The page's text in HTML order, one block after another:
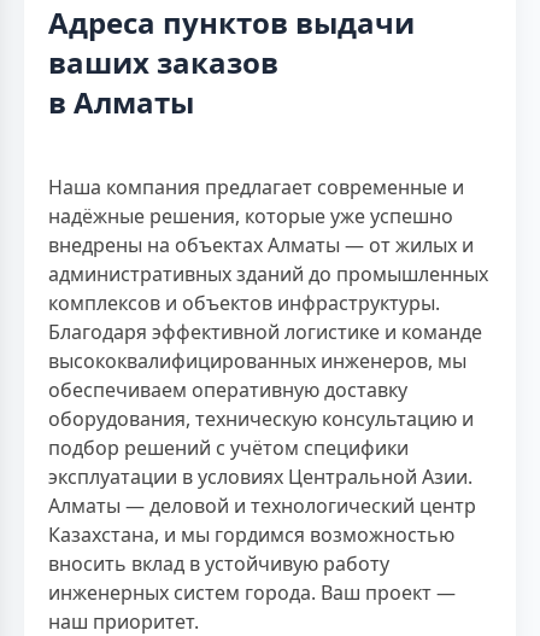
Адреса пунктов выдачи
ваших заказов
в Алматы
Наша компания предлагает современные и
надёжные решения, которые уже успешно
внедрены на объектах Алматы — от жилых и
административных зданий до промышленных
комплексов и объектов инфраструктуры.
Благодаря эффективной логистике и команде
высококвалифицированных инженеров, мы
обеспечиваем оперативную доставку
оборудования, техническую консультацию и
подбор решений с учётом специфики
эксплуатации в условиях Центральной Азии.
Алматы — деловой и технологический центр
Казахстана, и мы гордимся возможностью
вносить вклад в устойчивую работу
инженерных систем города. Ваш проект —
наш приоритет.